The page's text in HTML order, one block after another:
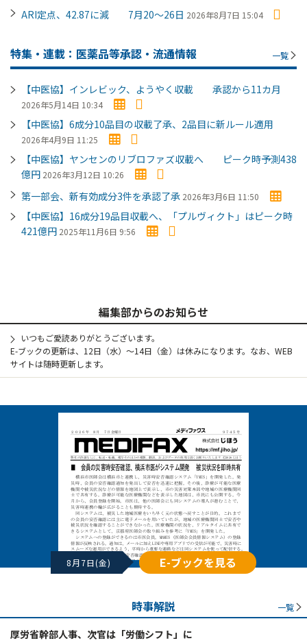
ARI定点、42.87に減 7月20～26日 2026年8月7日 15:04
特集・連載：医薬品等承認・流通情報 一覧
【中医協】インレビック、ようやく収載 承認から11カ月
2026年5月14日 10:34
【中医協】6成分10品目の収載了承、2品目に新ルール適用
2026年4月9日 11:25
【中医協】ヤンセンのリブロファズ収載へ ピーク時予測438
億円 2026年3月12日 10:26
第一部会、新有効成分3件を承認了承 2026年3月6日 11:50
【中医協】16成分19品目収載へ、「プルヴィクト」はピーク時
421億円 2025年11月6日 9:56
編集部からのお知らせ
いつもご愛読ありがとうございます。
E-ブックの更新は、12日（水）～14日（金）は休みになります。なお、WEB
サイトは随時更新します。
8月7日(金) E-ブックを見る
時事解説 一覧
厚労省幹部人事、次官は「労働シフト」に